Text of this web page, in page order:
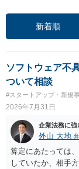
新着順
ソフトウェア不
ついて相談
#スタートアップ・新規
2026年7月31日
企業法務に強
外山 大地
算定にあたっては
していたか、相手